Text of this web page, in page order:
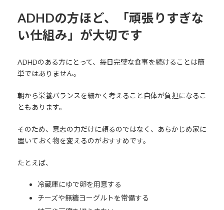
ADHDの方ほど、「頑張りすぎな
い仕組み」が大切です
ADHDのある方にとって、毎日完璧な食事を続けることは簡
単ではありません。
朝から栄養バランスを細かく考えること自体が負担になるこ
ともあります。
そのため、意志の力だけに頼るのではなく、あらかじめ家に
置いておく物を変えるのがおすすめです。
たとえば、
冷蔵庫にゆで卵を用意する
チーズや無糖ヨーグルトを常備する